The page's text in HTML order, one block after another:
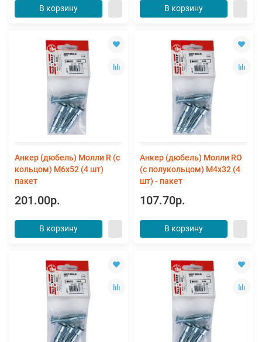
В корзину В корзину
Анкер (дюбель) Молли R (с
кольцом) М6х52 (4 шт)
пакет
201.00р.
В корзину
Анкер (дюбель) Молли RO
(с полукольцом) М4х32 (4
шт) - пакет
107.70р.
В корзину